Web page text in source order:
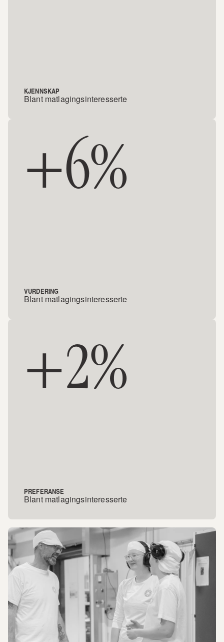
KJENNSKAP
Blant matlagingsinteresserte
+6%
VURDERING
Blant matlagingsinteresserte
+2%
PREFERANSE
Blant matlagingsinteresserte